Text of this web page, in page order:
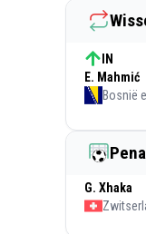
IN
E. Mahmić
Bosnië
G. Xhaka